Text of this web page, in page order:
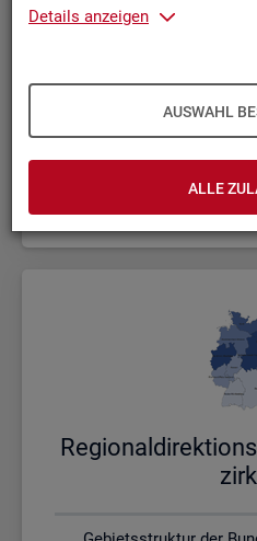
Details anzeigen
AUSWAHL
ALLE
Bund,
Politische